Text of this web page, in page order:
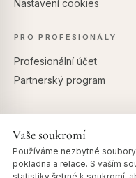
Nastavení cookies
PRO PROFESIONÁLY
Profesionální účet
Partnerský program
Vaše soukromí
Používáme nezbytné
pokladna a relace. S vaším